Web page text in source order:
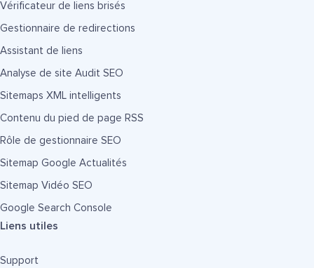
Vérificateur de liens brisés
Gestionnaire de redirections
Assistant de liens
Analyse de site Audit SEO
Sitemaps XML intelligents
Contenu du pied de page RSS
Rôle de gestionnaire SEO
Sitemap Google Actualités
Sitemap Vidéo SEO
Google Search Console
Liens utiles
Support